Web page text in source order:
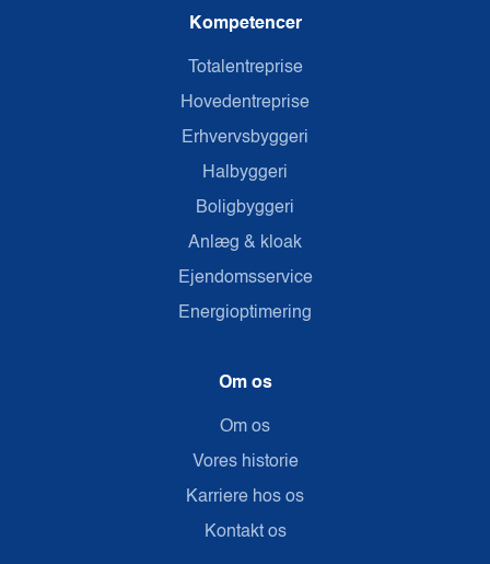
Kompetencer
Totalentreprise
Hovedentreprise
Erhvervsbyggeri
Halbyggeri
Boligbyggeri
Anlæg & kloak
Ejendomsservice
Energioptimering
Om os
Om os
Vores historie
Karriere hos os
Kontakt os